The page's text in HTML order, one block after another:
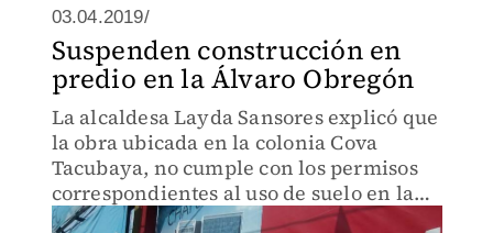
03.04.2019/
Suspenden construcción en
predio en la Álvaro Obregón
La alcaldesa Layda Sansores explicó que
la obra ubicada en la colonia Cova
Tacubaya, no cumple con los permisos
correspondientes al uso de suelo en la
zona.